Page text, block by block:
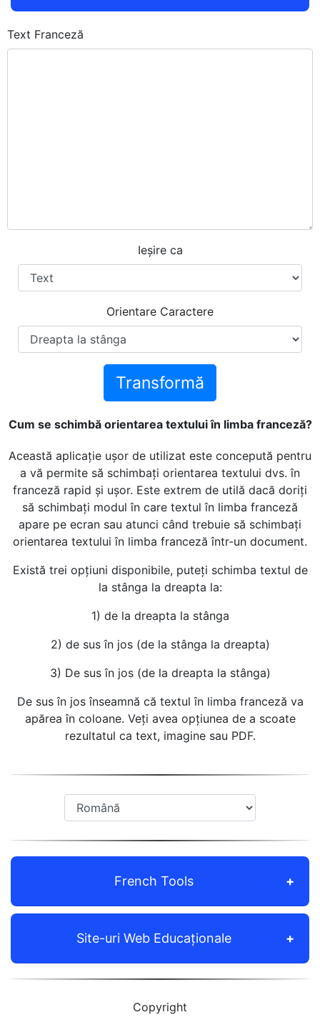
Text Franceză
Ieșire ca
Orientare Caractere
Transformă
Cum se schimbă orientarea textului în limba franceză?
Această aplicație ușor de utilizat este concepută pentru
a vă permite să schimbați orientarea textului dvs. în
franceză rapid și ușor. Este extrem de utilă dacă doriți
să schimbați modul în care textul în limba franceză
apare pe ecran sau atunci când trebuie să schimbați
orientarea textului în limba franceză într-un document.
Există trei opțiuni disponibile, puteți schimba textul de
la stânga la dreapta la:
1) de la dreapta la stânga
2) de sus în jos (de la stânga la dreapta)
3) De sus în jos (de la dreapta la stânga)
De sus în jos înseamnă că textul în limba franceză va
apărea în coloane. Veți avea opțiunea de a scoate
rezultatul ca text, imagine sau PDF.
French Tools
Site-uri Web Educaționale
Copyright